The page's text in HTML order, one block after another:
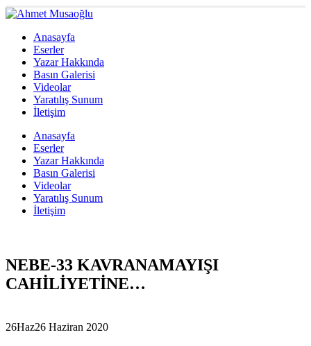
Anasayfa
Eserler
Yazar Hakkında
Basın Galerisi
Videolar
Yaratılış Sunum
İletişim
Anasayfa
Eserler
Yazar Hakkında
Basın Galerisi
Videolar
Yaratılış Sunum
İletişim
NEBE-33 KAVRANAMAYIŞI
CAHİLİYETİNE…
26Haz26 Haziran 2020